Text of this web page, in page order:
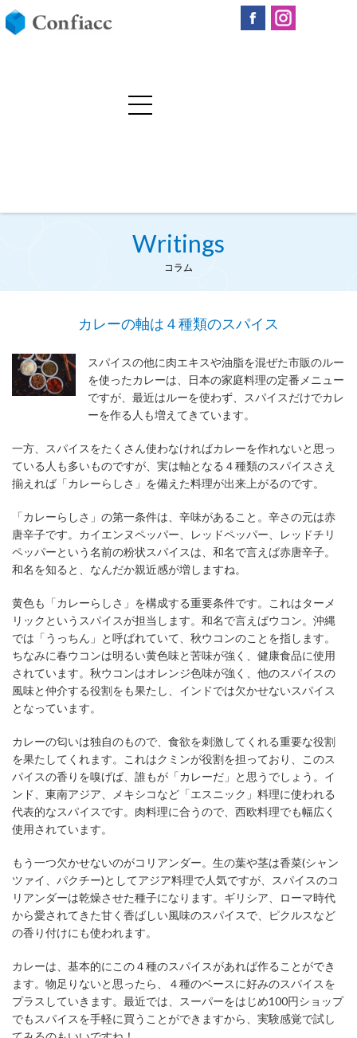
Writings
コラム
カレーの軸は４種類のスパイス
スパイスの他に肉エキスや油脂を混ぜた市販のルー
を使ったカレーは、日本の家庭料理の定番メニュー
ですが、最近はルーを使わず、スパイスだけでカレ
ーを作る人も増えてきています。
一方、スパイスをたくさん使わなければカレーを作れないと思っ
ている人も多いものですが、実は軸となる４種類のスパイスさえ
揃えれば「カレーらしさ」を備えた料理が出来上がるのです。
「カレーらしさ」の第一条件は、辛味があること。辛さの元は赤
唐辛子です。カイエンヌペッパー、レッドペッパー、レッドチリ
ペッパーという名前の粉状スパイスは、和名で言えば赤唐辛子。
和名を知ると、なんだか親近感が増しますね。
黄色も「カレーらしさ」を構成する重要条件です。これはターメ
リックというスパイスが担当します。和名で言えばウコン。沖縄
では「うっちん」と呼ばれていて、秋ウコンのことを指します。
ちなみに春ウコンは明るい黄色味と苦味が強く、健康食品に使用
されています。秋ウコンはオレンジ色味が強く、他のスパイスの
風味と仲介する役割をも果たし、インドでは欠かせないスパイス
となっています。
カレーの匂いは独自のもので、食欲を刺激してくれる重要な役割
を果たしてくれます。これはクミンが役割を担っており、このス
パイスの香りを嗅げば、誰もが「カレーだ」と思うでしょう。イ
ンド、東南アジア、メキシコなど「エスニック」料理に使われる
代表的なスパイスです。肉料理に合うので、西欧料理でも幅広く
使用されています。
もう一つ欠かせないのがコリアンダー。生の葉や茎は香菜(シャン
ツァイ、パクチー)としてアジア料理で人気ですが、スパイスのコ
リアンダーは乾燥させた種子になります。ギリシア、ローマ時代
から愛されてきた甘く香ばしい風味のスパイスで、ピクルスなど
の香り付けにも使われます。
カレーは、基本的にこの４種のスパイスがあれば作ることができ
ます。物足りないと思ったら、４種のベースに好みのスパイスを
プラスしていきます。最近では、スーパーをはじめ100円ショップ
でもスパイスを手軽に買うことができますから、実験感覚で試し